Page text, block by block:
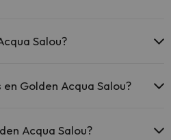
Salou?
la piscina y otras instalaciones.
Golden Acqua Salou?
Acqua Salou?